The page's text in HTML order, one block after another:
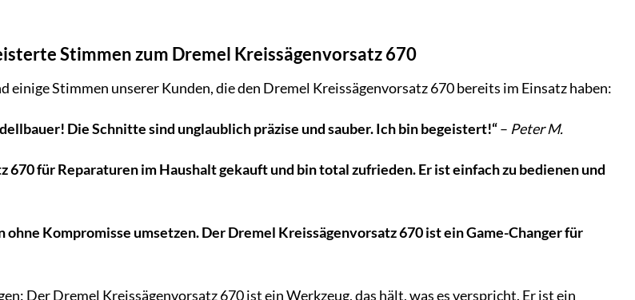
Stimmen zum Dremel Kreissägenvorsatz 670
einige Stimmen unserer Kunden, die den Dremel Kreissägenvorsatz 670 bereits im Einsatz haben:
Die Schnitte sind unglaublich präzise und sauber. Ich bin begeistert!“– Peter M.
670 für Reparaturen im Haushalt gekauft und bin total zufrieden. Er ist einfach zu bedienen und
Kompromisse umsetzen. Der Dremel Kreissägenvorsatz 670 ist ein Game-Changer für
Der Dremel Kreissägenvorsatz 670 ist ein Werkzeug, das hält, was es verspricht. Er ist ein